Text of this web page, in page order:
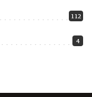
112
4